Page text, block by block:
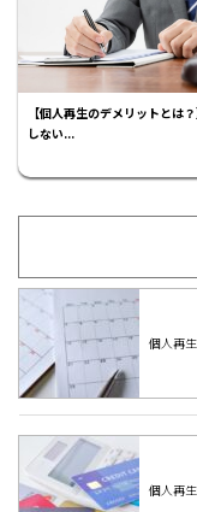
【個人再生のデメリットとは
しない...
個人再
個人再